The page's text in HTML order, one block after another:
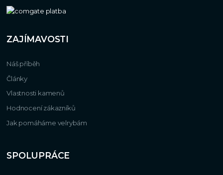
ZAJÍMAVOSTI
Náš příběh
Články
Vlastnosti kamenů
Hodnocení zákazníků
Jak pomáháme velrybám
SPOLUPRÁCE